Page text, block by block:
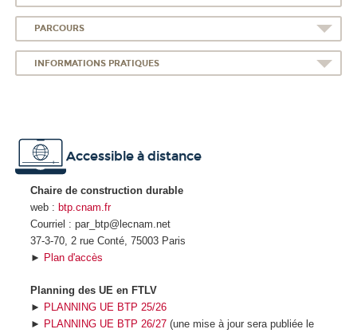
PARCOURS
INFORMATIONS PRATIQUES
Accessible à distance
Chaire de construction durable
web : btp.cnam.fr
Courriel : par_btp@lecnam.net
37-3-70, 2 rue Conté, 75003 Paris
► Plan d'accès
Planning des UE en FTLV
► PLANNING UE BTP 25/26
► PLANNING UE BTP 26/27 (une mise à jour sera publiée le